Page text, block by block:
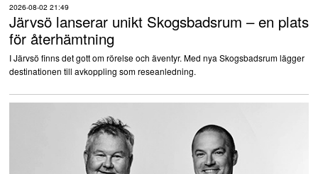
2026-08-02 21:49
Järvsö lanserar unikt Skogsbadsrum – en plats
för återhämtning
I Järvsö finns det gott om rörelse och äventyr. Med nya Skogsbadsrum lägger
destinationen till avkoppling som reseanledning.